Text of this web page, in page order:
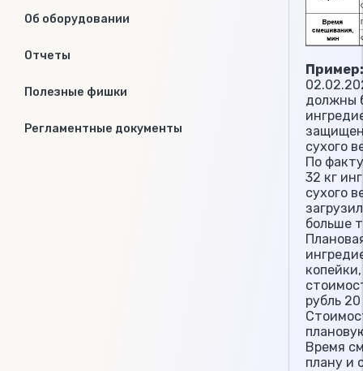
Об оборудовании
Отчеты
Полезные фишки
Регламентные документы
должны
сухого
По
32 кг
сухого
больше
рубль
Время
плану и